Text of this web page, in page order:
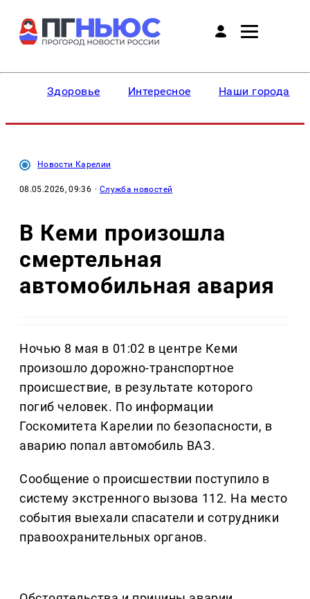
Здоровье Интересное Наши города
Новости Карелии
08.05.2026, 09:36 · Служба новостей
В Кеми произошла
смертельная
автомобильная авария
Ночью 8 мая в 01:02 в центре Кеми
произошло дорожно-транспортное
происшествие, в результате которого
погиб человек. По информации
Госкомитета Карелии по безопасности, в
аварию попал автомобиль ВАЗ.
Сообщение о происшествии поступило в
систему экстренного вызова 112. На место
события выехали спасатели и сотрудники
правоохранительных органов.